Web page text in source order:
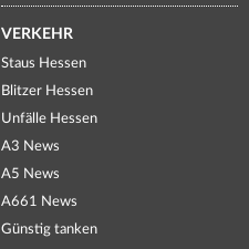
VERKEHR
Staus Hessen
Blitzer Hessen
Unfälle Hessen
A3 News
A5 News
A661 News
Günstig tanken